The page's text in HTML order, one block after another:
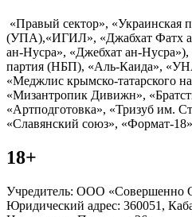
«Правый сектор», «Украинская
(УПА),«ИГИЛ», «Джабхат Фатх
ан-Нусра», «Джебхат ан-
партия (НБП), «Аль-Каида»,
«Меджлис крымско-татарского
«Мизантропик Дивижн»,
«Артподготовка», «Тризуб им.
«Славянский союз», «Формат-
18+
Учредитель: ООО «Совершенно
Юридический адрес: 360051,